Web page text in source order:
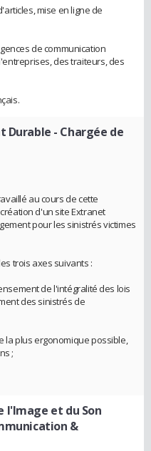
mise en ligne de
de communication
des traiteurs, des
Durable - Chargée de
au cours de cette
d'un site Extranet
pour les sinistrés victimes
trois axes suivants :
de l'intégralité des lois
des sinistrés de
la plus ergonomique possible,
;
et du Son
&